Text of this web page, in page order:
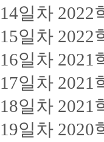
14일차 2022
15일차 2022
16일차 2021
17일차 2021
18일차 2021
19일차 2020